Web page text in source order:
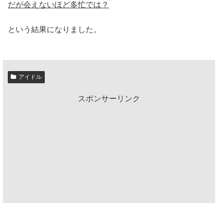
だが会えないほど多忙では？
という結果になりました。
アイドル
スポンサーリンク